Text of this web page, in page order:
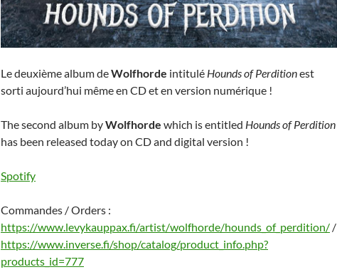
Le deuxième album deWolfhorde intitulé Hounds of Perditionest
sorti aujourd’hui même en CD et en version numérique !
The second album byWolfhorde which is entitled Hounds of Perdition
has been released today on CD and digital version !
Spotify
Commandes / Orders :
https://www.levykauppax.fi/artist/wolfhorde/hounds_of_perdition/ /
https://www.inverse.fi/shop/catalog/product_info.php?
products_id=777